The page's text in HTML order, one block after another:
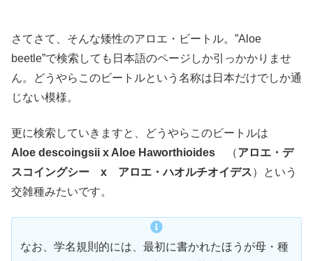
さてさて、そんな矮性のアロエ・ビートル。”Aloe
beetle”で検索しても日本語のページしか引っかかりませ
ん。どうやらこのビートルという名称は日本だけでしか通
じない模様。
更に検索していきますと、どうやらこのビートルは
Aloe descoingsii x Aloe Haworthioides （アロエ・デ
スコイングシー x アロエ・ハオルチオイデス）という
交雑種みたいです。
なお、学名規則的には、最初に書かれたほうが母・種